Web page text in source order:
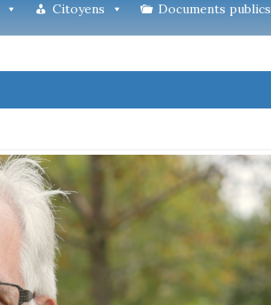
Citoyens Documents publics